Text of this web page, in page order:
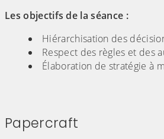
Les objectifs de la séance :
Hiérarchisation des
Respect des règles et des
Élaboration de stratégie à
Papercraft